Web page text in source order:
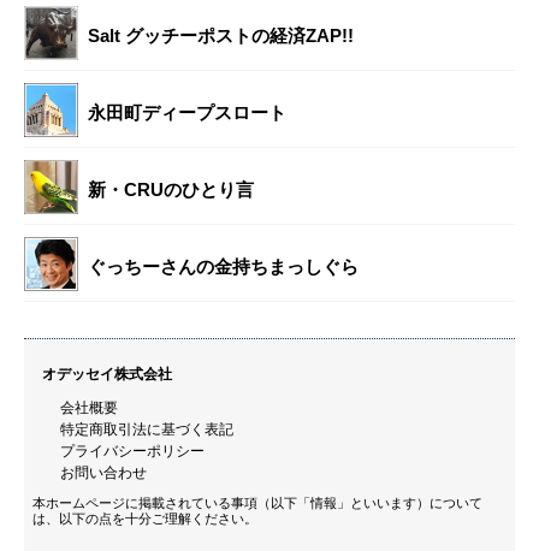
Salt グッチーポストの経済ZAP!!
永田町ディープスロート
新・CRUのひとり言
ぐっちーさんの金持ちまっしぐら
オデッセイ株式会社
会社概要
特定商取引法に基づく表記
プライバシーポリシー
お問い合わせ
本ホームページに掲載されている事項（以下「情報」といいます）について
は、以下の点を十分ご理解ください。